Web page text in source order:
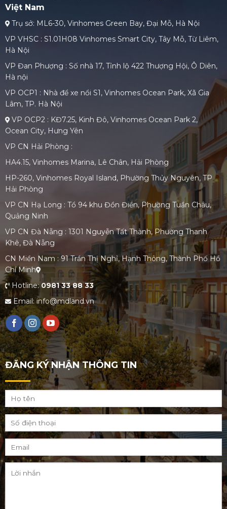
Việt Nam
Trụ sở: ML6-30, Vinhomes Green Bay, Đại Mỗ, Hà Nội
VP VHSC : S1.01H08 Vinhomes Smart City, Tây Mỗ, Từ Liêm,
Hà Nội
VP Đan Phượng : Số nhà 17, Tỉnh lộ 422 Thượng Hội, Ô Diên,
Hà nội
VP OCP1 : Nhà để xe nổi S1, Vinhomes Ocean Park, Xã Gia
Lâm, TP. Hà Nội
VP OCP2 : KĐ7.25, Kinh Đô, Vinhomes Ocean Park 2,
Ocean City, Hưng Yên
VP CN Hải Phòng :
HA4.15, Vinhomes Marina, Lê Chân, Hải Phòng
HP-260, Vinhomes Royal Island, Phường Thủy Nguyên, TP
Hải Phòng
VP CN Hạ Long : Tổ 94 khu Đồn Điền, Phường Tuần Châu,
Quảng Ninh
VP CN Đà Nẵng : 1301 Nguyễn Tất Thành, Phường Thanh
Khê, Đà Nẵng
CN Miền Nam : 91 Trần Thị Nghỉ, Hạnh Thông, Thành Phố Hồ
Chí Minh
Hotline:0981 33 88 33
Email: info@mdland.vn
ĐĂNG KÝ NHẬN THÔNG TIN